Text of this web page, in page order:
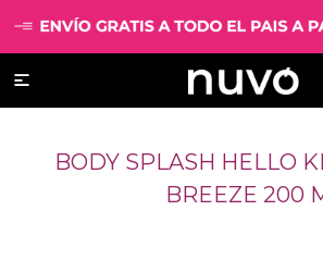

BODY SPLASH HELLO
BREEZE 200